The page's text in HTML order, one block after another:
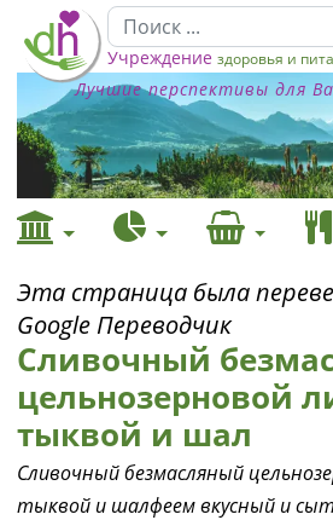
Учреждение здоровья и
Лучшие перспективы для
Эта страница была
Google Переводчик
Сливочный
цельнозерновой
тыквой и шал
Сливочный безмасляный
тыквой и шалфеем вкусный и